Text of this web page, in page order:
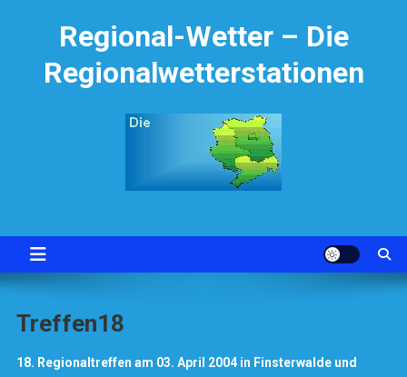
Regional-Wetter – Die
Regionalwetterstationen
Treffen18
18. Regionaltreffen am 03. April 2004 in Finsterwalde und